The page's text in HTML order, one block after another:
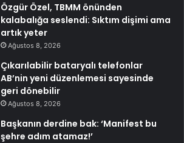
Özgür Özel, TBMM önünden
kalabalığa seslendi: Sıktım dişimi ama
artık yeter
Ağustos 8, 2026
Çıkarılabilir bataryalı telefonlar
AB’nin yeni düzenlemesi sayesinde
geri dönebilir
Ağustos 8, 2026
Başkanın derdine bak: ‘Manifest bu
şehre adım atamaz!’